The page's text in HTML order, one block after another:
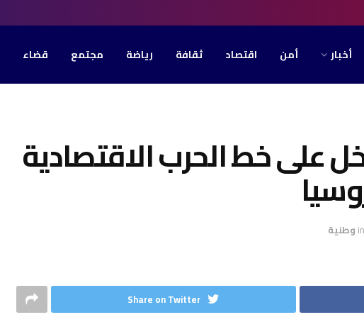
أخبار أمن اقتصاد ثقافة رياضة مجتمع قضاء
على خط الحرب الاقتصادية
in وطنية
Share on Twitter